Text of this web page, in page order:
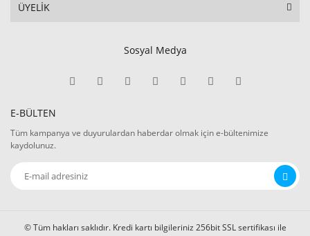
ÜYELİK
Sosyal Medya
E-BÜLTEN
Tüm kampanya ve duyurulardan haberdar olmak için e-bültenimize
kaydolunuz.
© Tüm hakları saklıdır. Kredi kartı bilgileriniz 256bit SSL sertifikası ile